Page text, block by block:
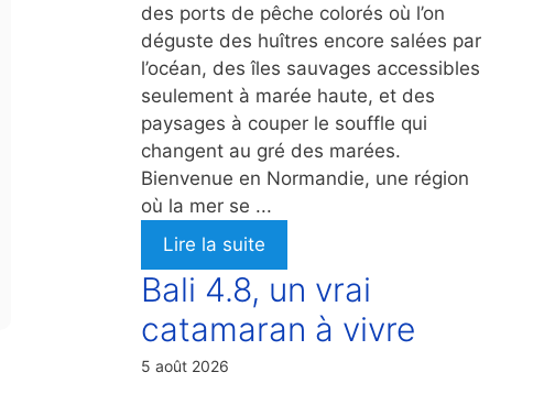
des ports de pêche colorés où l’on
déguste des huîtres encore salées par
l’océan, des îles sauvages accessibles
seulement à marée haute, et des
paysages à couper le souffle qui
changent au gré des marées.
Bienvenue en Normandie, une région
où la mer se ...
Lire la suite
Bali 4.8, un vrai
catamaran à vivre
5 août 2026